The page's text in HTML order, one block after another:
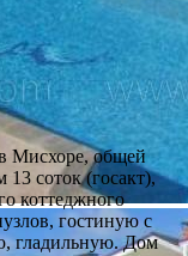
Мисхоре, общей
соток (госакт),
коттеджного
гостиную с
гладильную. Дом